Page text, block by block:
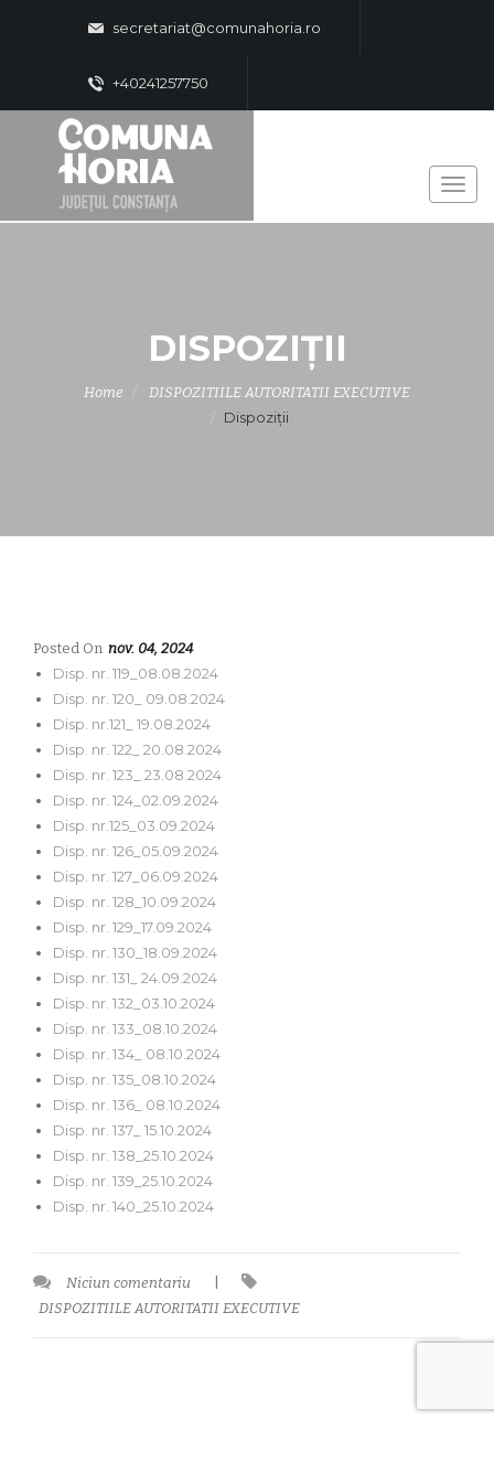
secretariat@comunahoria.ro
+40241257750
DISPOZIȚII
Home DISPOZITIILE AUTORITATII EXECUTIVE
Dispoziții
Posted On nov. 04, 2024
Disp. nr. 119_08.08.2024
Disp. nr. 120_ 09.08.2024
Disp. nr.121_ 19.08.2024
Disp. nr. 122_ 20.08.2024
Disp. nr. 123_ 23.08.2024
Disp. nr. 124_02.09.2024
Disp. nr.125_03.09.2024
Disp. nr. 126_05.09.2024
Disp. nr. 127_06.09.2024
Disp. nr. 128_10.09.2024
Disp. nr. 129_17.09.2024
Disp. nr. 130_18.09.2024
Disp. nr. 131_ 24.09.2024
Disp. nr. 132_03.10.2024
Disp. nr. 133_08.10.2024
Disp. nr. 134_ 08.10.2024
Disp. nr. 135_08.10.2024
Disp. nr. 136_ 08.10.2024
Disp. nr. 137_ 15.10.2024
Disp. nr. 138_25.10.2024
Disp. nr. 139_25.10.2024
Disp. nr. 140_25.10.2024
Niciun comentariu
DISPOZITIILE AUTORITATII EXECUTIVE